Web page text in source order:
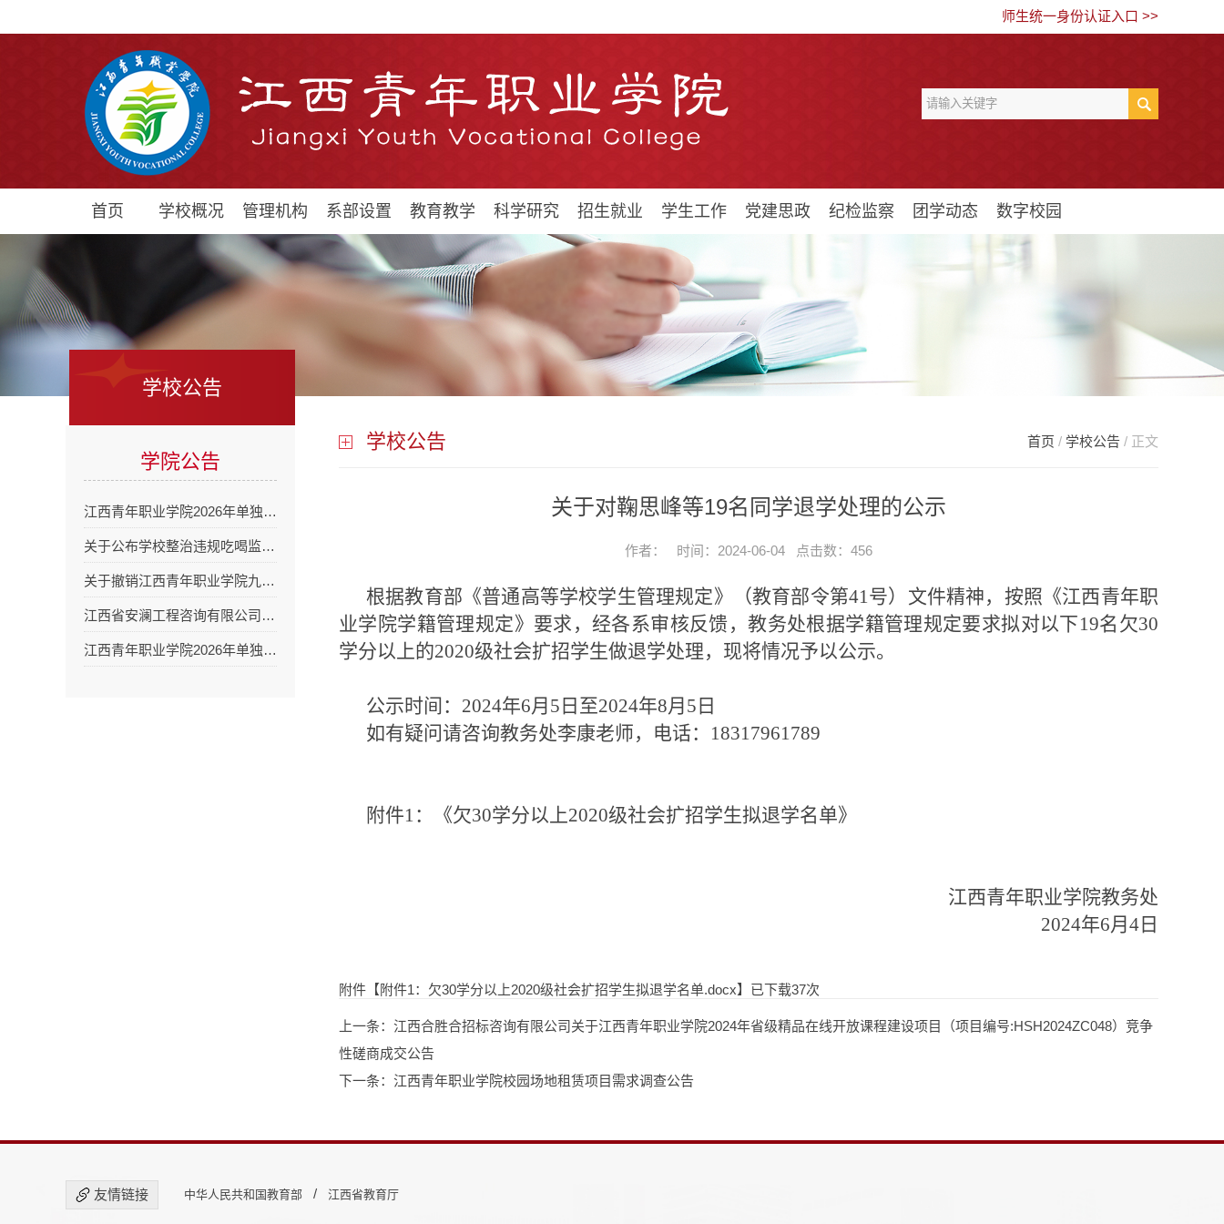
师生统一身份认证入口 >>
首页 学校概况 管理机构 系部设置 教育教学 科学研究 招生就业 学生工作 党建思政 纪检监察 团学动态 数字校园
学校公告
学院公告
江西青年职业学院2026年单独…
关于公布学校整治违规吃喝监…
关于撤销江西青年职业学院九…
江西省安澜工程咨询有限公司…
江西青年职业学院2026年单独…
学校公告 首页 / 学校公告 / 正文
关于对鞠思峰等19名同学退学处理的公示
作者： 时间：2024-06-04 点击数： 456
根据教育部《普通高等学校学生管理规定》（教育部令第41号）文件精神，按照《江西青年职
业学院学籍管理规定》要求，经各系审核反馈，教务处根据学籍管理规定要求拟对以下19名欠30
学分以上的2020级社会扩招学生做退学处理，现将情况予以公示。
公示时间：2024年6月5日至2024年8月5日
如有疑问请咨询教务处李康老师，电话：18317961789
附件1：《欠30学分以上2020级社会扩招学生拟退学名单》
江西青年职业学院教务处
2024年6月4日
附件【附件1：欠30学分以上2020级社会扩招学生拟退学名单.docx】已下载37次
上一条： 江西合胜合招标咨询有限公司关于江西青年职业学院2024年省级精品在线开放课程建设项目（项目编号:HSH2024ZC048）竞争
性磋商成交公告
下一条： 江西青年职业学院校园场地租赁项目需求调查公告
友情链接 中华人民共和国教育部 / 江西省教育厅